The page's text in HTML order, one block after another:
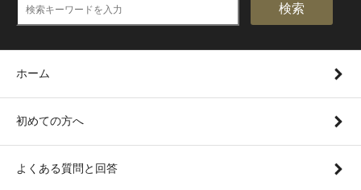
検索
ホーム
初めての方へ
よくある質問と回答